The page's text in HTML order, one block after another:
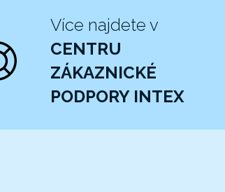
Více najdete v
CENTRU
ZÁKAZNICKÉ
PODPORY INTEX